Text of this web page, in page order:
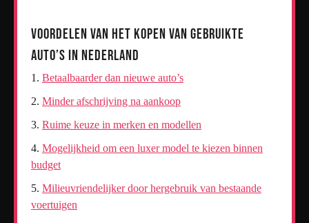
Voordelen van het Kopen van Gebruikte
Auto’s in Nederland
Betaalbaarder dan nieuwe auto’s
Minder afschrijving na aankoop
Ruime keuze in merken en modellen
Mogelijkheid om een luxer model te kiezen binnen
budget
Milieuvriendelijker door hergebruik van bestaande
voertuigen